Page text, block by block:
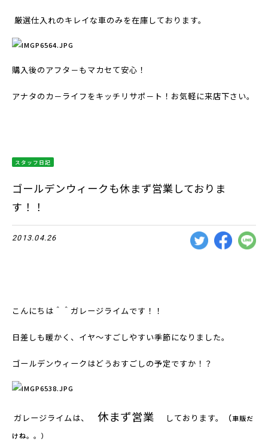
厳選仕入れのキレイな車のみを在庫しております。
購入後のアフタ－もマカセて安心！
アナタのカ－ライフをキッチリサポ－ト！お気軽に来店下さい。
スタッフ日記
ゴールデンウィークも休まず営業しておりま
す！！
2013.04.26
こんにちは＾＾ガレージライムです！！
日差しも暖かく、イヤ～すごしやすい季節になりました。
ゴールデンウィークはどうおすごしの予定ですか！？
ガレージライムは、 休まず営業 しております。 （車販だ
けね。。）